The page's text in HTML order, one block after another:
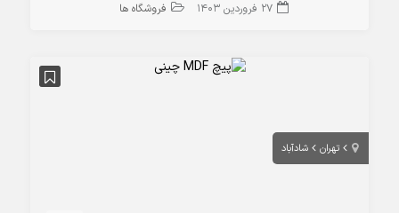
27 فروردین 1403 فروشگاه ها
تهران شادآباد